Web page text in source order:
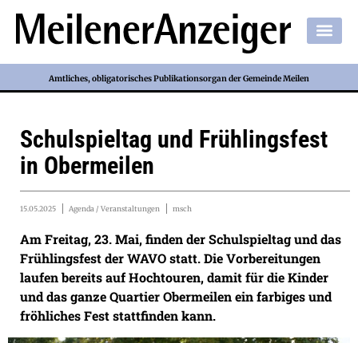
Amtliches, obligatorisches Publikationsorgan der Gemeinde Meilen
Schulspieltag und Frühlingsfest
in Obermeilen
15.05.2025 Agenda / Veranstaltungen msch
Am Freitag, 23. Mai, finden der Schulspieltag und das
Frühlingsfest der WAVO statt. Die Vorbereitungen
laufen bereits auf Hochtouren, damit für die Kinder
und das ganze Quartier Obermeilen ein farbiges und
fröhliches Fest stattfinden kann.